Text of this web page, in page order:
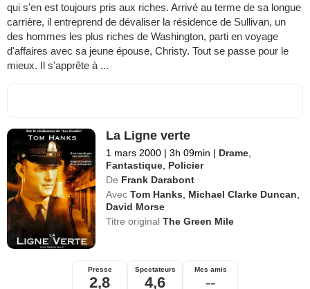
qui s'en est toujours pris aux riches. Arrivé au terme de sa longue
carrière, il entreprend de dévaliser la résidence de Sullivan, un
des hommes les plus riches de Washington, parti en voyage
d'affaires avec sa jeune épouse, Christy. Tout se passe pour le
mieux. Il s'apprête à ...
La Ligne verte
1 mars 2000 | 3h 09min | Drame
Fantastique Policier
De Frank Darabont
Avec Tom Hanks Michael Clarke Duncan
David Morse
Titre originalThe Green Mile
Presse
2,8
Spectateurs
4,6
Mes amis
--